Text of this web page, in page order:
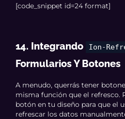
[code_snippet id=24 format]
14. Integrando Ion-
Formularios Y Botones
A menudo, querrás tener
misma función que el refresco.
botón en tu diseño para que el
refrescar los datos